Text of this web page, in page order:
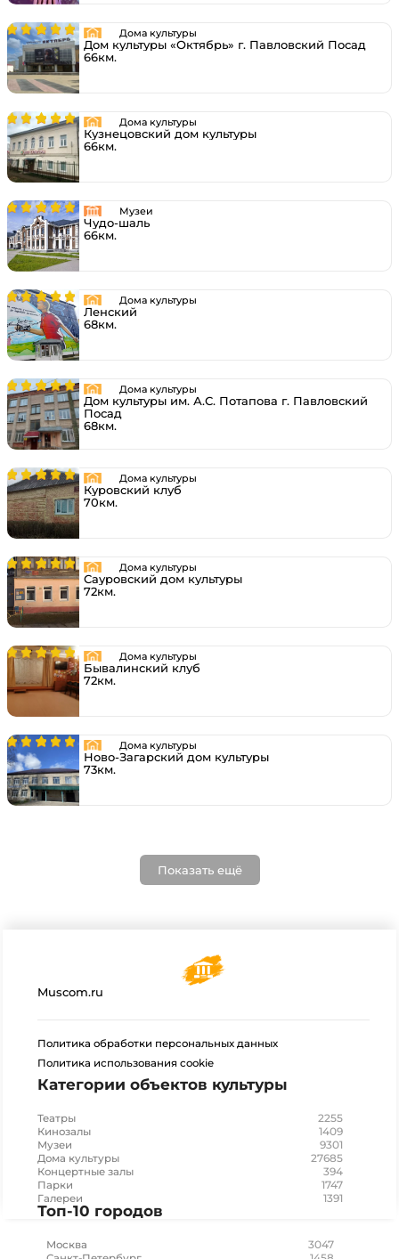
Дома культуры
Дом культуры «Октябрь» г. Павловский Посад
66км.
Дома культуры
Кузнецовский дом культуры
66км.
Музеи
Чудо-шаль
66км.
Дома культуры
Ленский
68км.
Дома культуры
Дом культуры им. А.С. Потапова г. Павловский
Посад
68км.
Дома культуры
Куровский клуб
70км.
Дома культуры
Сауровский дом культуры
72км.
Дома культуры
Бывалинский клуб
72км.
Дома культуры
Ново-Загарский дом культуры
73км.
Показать ещё
Muscom.ru
Политика обработки персональных данных
Политика использования cookie
Категории объектов культуры
Театры 2255
Кинозалы 1409
Музеи 9301
Дома культуры 27685
Концертные залы 394
Парки 1747
Галереи 1391
Топ-10 городов
Москва 3047